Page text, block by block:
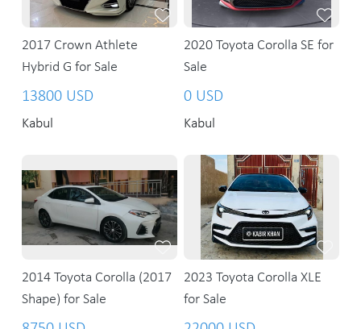
2017 Crown Athlete
Hybrid G for Sale
13800 USD
Kabul
2020 Toyota Corolla SE for
Sale
0 USD
Kabul
2014 Toyota Corolla (2017
Shape) for Sale
2023 Toyota Corolla XLE
for Sale